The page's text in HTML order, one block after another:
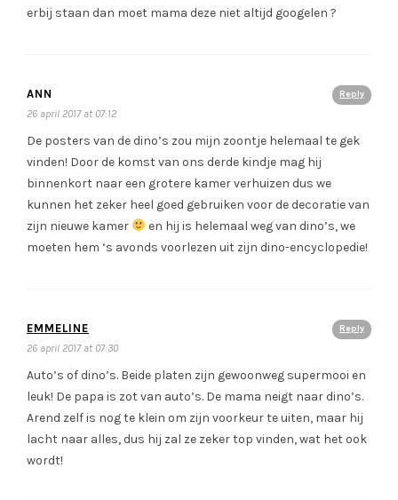
erbij staan dan moet mama deze niet altijd googelen ?
Reply
ANN
26 april 2017 at 07:12
De posters van de dino’s zou mijn zoontje helemaal te gek
vinden! Door de komst van ons derde kindje mag hij
binnenkort naar een grotere kamer verhuizen dus we
kunnen het zeker heel goed gebruiken voor de decoratie van
zijn nieuwe kamer
en hij is helemaal weg van dino’s, we
moeten hem ‘s avonds voorlezen uit zijn dino-encyclopedie!
Reply
EMMELINE
26 april 2017 at 07:30
Auto’s of dino’s. Beide platen zijn gewoonweg supermooi en
leuk! De papa is zot van auto’s. De mama neigt naar dino’s.
Arend zelf is nog te klein om zijn voorkeur te uiten, maar hij
lacht naar alles, dus hij zal ze zeker top vinden, wat het ook
wordt!